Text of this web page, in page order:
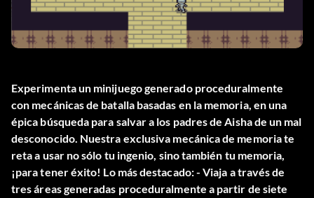
Experimenta un minijuego generado proceduralmente
con mecánicas de batalla basadas en la memoria, en una
épica búsqueda para salvar a los padres de Aisha de un mal
desconocido. Nuestra exclusiva mecánica de memoria te
reta a usar no sólo tu ingenio, sino también tu memoria,
¡para tener éxito! Lo más destacado: - Viaja a través de
tres áreas generadas proceduralmente a partir de siete